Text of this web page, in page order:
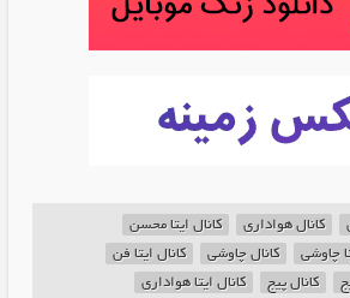
کانال هواداری
کانال ایتا محسن
چاوشی کانال چاوشی
کانال ایتا فن
کانال پیج کانال ایتا هواداری